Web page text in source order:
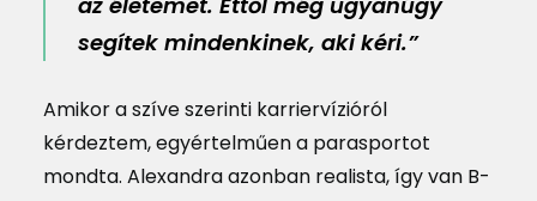
segítek mindenkinek, aki kéri.”
Amikor a szíve szerinti karriervízióról
kérdeztem, egyértelműen a parasportot
mondta. Alexandra azonban realista, így van B-